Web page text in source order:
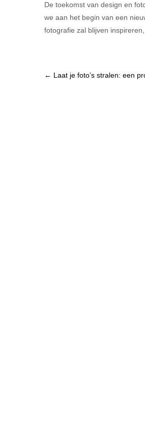
De toekomst van design en
we aan het begin van een
fotografie zal blijven
Post
← Laat je foto’s stralen: een